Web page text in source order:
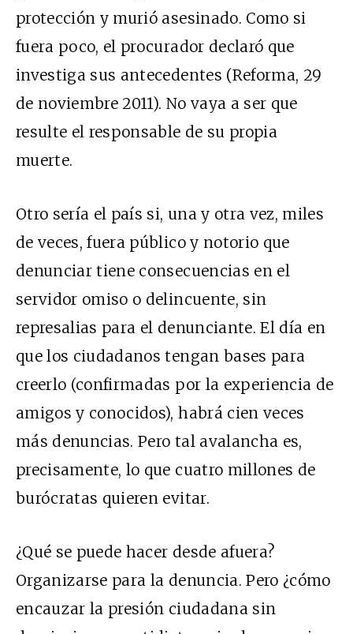
protección y murió asesinado. Como si
fuera poco, el procurador declaró que
investiga sus antecedentes (Reforma, 29
de noviembre 2011). No vaya a ser que
resulte el responsable de su propia
muerte.
Otro sería el país si, una y otra vez, miles
de veces, fuera público y notorio que
denunciar tiene consecuencias en el
servidor omiso o delincuente, sin
represalias para el denunciante. El día en
que los ciudadanos tengan bases para
creerlo (confirmadas por la experiencia de
amigos y conocidos), habrá cien veces
más denuncias. Pero tal avalancha es,
precisamente, lo que cuatro millones de
burócratas quieren evitar.
¿Qué se puede hacer desde afuera?
Organizarse para la denuncia. Pero ¿cómo
encauzar la presión ciudadana sin